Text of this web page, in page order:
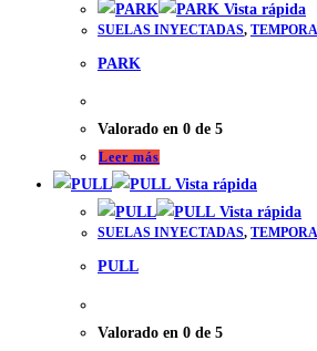
Vista rápida
SUELAS INYECTADAS,
PARK
Valorado en 0 de 5
Leer más
Vista rápida
Vista rápida
SUELAS INYECTADAS,
PULL
Valorado en 0 de 5